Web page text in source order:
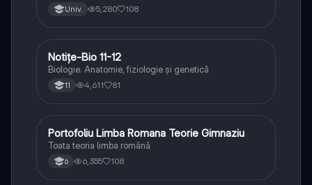
Univ. 5,280 108
Biologie
Notițe-Bio 11-12
Biologie. Anatomie, fiziologie și genetică
11 4,611 81
Limba și literatura română
Portofoliu Limba Romana Teorie Gimnaziu
Toata teoria limba română
6 6,355 108